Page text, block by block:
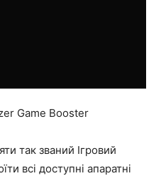
Game Booster
так званий Ігровий
всі доступні апаратні